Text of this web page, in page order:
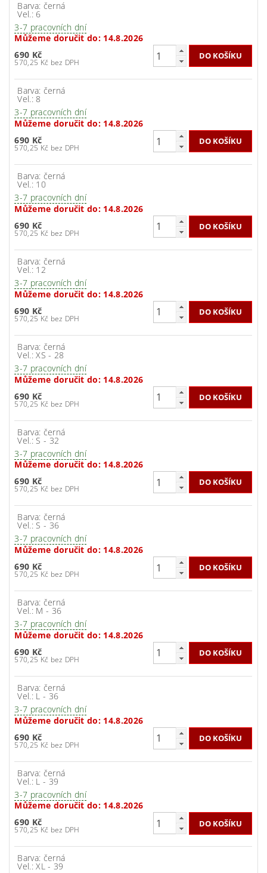
Barva: černá
Vel.: 6
3-7 pracovních dní
Můžeme doručit do: 14.8.2026
690 Kč
570,25 Kč bez DPH
Barva: černá
Vel.: 8
3-7 pracovních dní
Můžeme doručit do: 14.8.2026
690 Kč
570,25 Kč bez DPH
Barva: černá
Vel.: 10
3-7 pracovních dní
Můžeme doručit do: 14.8.2026
690 Kč
570,25 Kč bez DPH
Barva: černá
Vel.: 12
3-7 pracovních dní
Můžeme doručit do: 14.8.2026
690 Kč
570,25 Kč bez DPH
Barva: černá
Vel.: XS - 28
3-7 pracovních dní
Můžeme doručit do: 14.8.2026
690 Kč
570,25 Kč bez DPH
Barva: černá
Vel.: S - 32
3-7 pracovních dní
Můžeme doručit do: 14.8.2026
690 Kč
570,25 Kč bez DPH
Barva: černá
Vel.: S - 36
3-7 pracovních dní
Můžeme doručit do: 14.8.2026
690 Kč
570,25 Kč bez DPH
Barva: černá
Vel.: M - 36
3-7 pracovních dní
Můžeme doručit do: 14.8.2026
690 Kč
570,25 Kč bez DPH
Barva: černá
Vel.: L - 36
3-7 pracovních dní
Můžeme doručit do: 14.8.2026
690 Kč
570,25 Kč bez DPH
Barva: černá
Vel.: L - 39
3-7 pracovních dní
Můžeme doručit do: 14.8.2026
690 Kč
570,25 Kč bez DPH
Barva: černá
Vel.: XL - 39